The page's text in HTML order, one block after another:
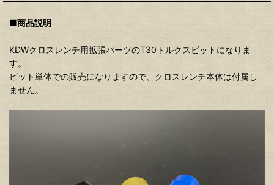
■商品説明
KDWクロスレンチ用拡張パーツのT30トルクスビットになりま
す。
ビット単体での販売になりますので、クロスレンチ本体は付属し
ません。